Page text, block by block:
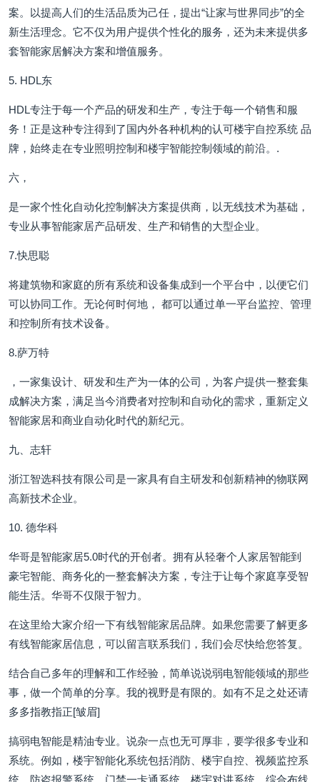
案。以提高人们的生活品质为己任，提出“让家与世界同步”的全
新生活理念。它不仅为用户提供个性化的服务，还为未来提供多
套智能家居解决方案和增值服务。
5. HDL东
HDL专注于每一个产品的研发和生产，专注于每一个销售和服
务！正是这种专注得到了国内外各种机构的认可楼宇自控系统 品
牌，始终走在专业照明控制和楼宇智能控制领域的前沿。.
六，
是一家个性化自动化控制解决方案提供商，以无线技术为基础，
专业从事智能家居产品研发、生产和销售的大型企业。
7.快思聪
将建筑物和家庭的所有系统和设备集成到一个平台中，以便它们
可以协同工作。无论何时何地， 都可以通过单一平台监控、管理
和控制所有技术设备。
8.萨万特
，一家集设计、研发和生产为一体的公司，为客户提供一整套集
成解决方案，满足当今消费者对控制和自动化的需求，重新定义
智能家居和商业自动化时代的新纪元。
九、志轩
浙江智选科技有限公司是一家具有自主研发和创新精神的物联网
高新技术企业。
10. 德华科
华哥是智能家居5.0时代的开创者。拥有从轻奢个人家居智能到
豪宅智能、商务化的一整套解决方案，专注于让每个家庭享受智
能生活。华哥不仅限于智力。
在这里给大家介绍一下有线智能家居品牌。如果您需要了解更多
有线智能家居信息，可以留言联系我们，我们会尽快给您答复。
结合自己多年的理解和工作经验，简单说说弱电智能领域的那些
事，做一个简单的分享。我的视野是有限的。如有不足之处还请
多多指教指正[皱眉]
搞弱电智能是精油专业。说杂一点也无可厚非，要学很多专业和
系统。例如，楼宇智能化系统包括消防、楼宇自控、视频监控系
统、防盗报警系统、门禁一卡通系统、楼宇对讲系统、综合布线